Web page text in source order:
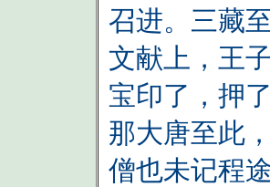
召进。三藏
文献上，王
宝印了，押
那大唐至此
僧也未记程